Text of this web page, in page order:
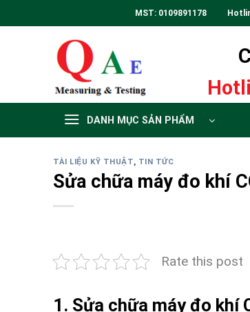
to
MST: 0109891178
DANH MỤC SẢN PHẨM
TÀI LIỆU KỸ THUẬT, TIN TỨC
Sửa chữa máy đo khí
Rate this post
1. Sửa chữa máy đo khí